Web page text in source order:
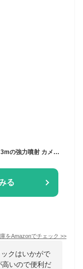
る
をAmazonでチェック >>
クはいかがで
高いので便利だ